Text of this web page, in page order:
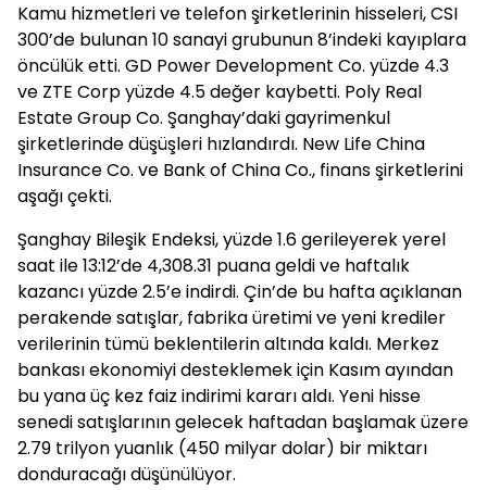
Kamu hizmetleri ve telefon şirketlerinin hisseleri, CSI
300’de bulunan 10 sanayi grubunun 8’indeki kayıplara
öncülük etti. GD Power Development Co. yüzde 4.3
ve ZTE Corp yüzde 4.5 değer kaybetti. Poly Real
Estate Group Co. Şanghay’daki gayrimenkul
şirketlerinde düşüşleri hızlandırdı. New Life China
Insurance Co. ve Bank of China Co., finans şirketlerini
aşağı çekti.
Şanghay Bileşik Endeksi, yüzde 1.6 gerileyerek yerel
saat ile 13:12’de 4,308.31 puana geldi ve haftalık
kazancı yüzde 2.5’e indirdi. Çin’de bu hafta açıklanan
perakende satışlar, fabrika üretimi ve yeni krediler
verilerinin tümü beklentilerin altında kaldı. Merkez
bankası ekonomiyi desteklemek için Kasım ayından
bu yana üç kez faiz indirimi kararı aldı. Yeni hisse
senedi satışlarının gelecek haftadan başlamak üzere
2.79 trilyon yuanlık (450 milyar dolar) bir miktarı
donduracağı düşünülüyor.